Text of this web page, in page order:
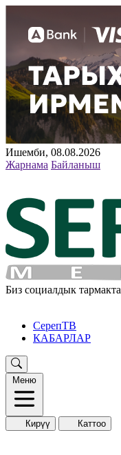
Ишемби, 08.08.2026
Жарнама Байланыш
Биз социалдык тармакта
СерепТВ
КАБАРЛАР
Меню
Кирүү Каттоо